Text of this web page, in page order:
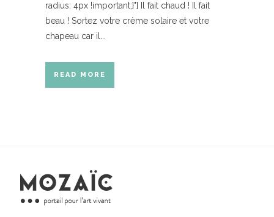
radius: 4px !important;}"] Il fait chaud ! Il fait
beau ! Sortez votre crème solaire et votre
chapeau car il...
READ MORE